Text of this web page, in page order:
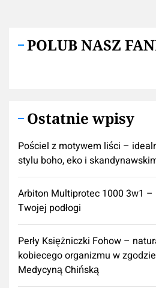
POLUB NASZ
Ostatnie wpisy
Pościel z motywem liści –
stylu boho, eko i
Arbiton Multiprotec 1000 3w1
Twojej podłogi
Perły Księżniczki Fohow –
kobiecego organizmu w
Medycyną Chińską